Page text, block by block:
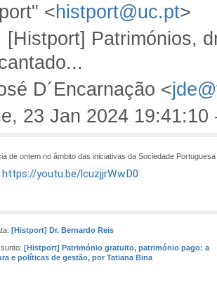
<histport@uc.pt>
[Histport] Patrimónios,
D´Encarnação <
23 Jan 2024 19:41:10
de ontem no âmbito das iniciativas da Sociedade
https://youtu.be/lcuzjjrWwD0
[Histport] Dr. Bernardo Reis
[Histport] Património gratuito, património pago: a
e políticas de gestão, por Tatiana Bina